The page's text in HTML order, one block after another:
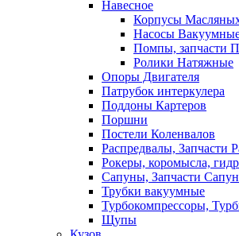
Навесное
Корпусы
Насосы
Помпы, запчасти
Ролики Натяжные
Опоры Двигателя
Патрубок интеркулера
Поддоны Картеров
Поршни
Постели Коленвалов
Распредвалы, Запчасти
Рокеры, коромысла,
Сапуны, Запчасти
Трубки вакуумные
Турбокомпрессоры,
Щупы